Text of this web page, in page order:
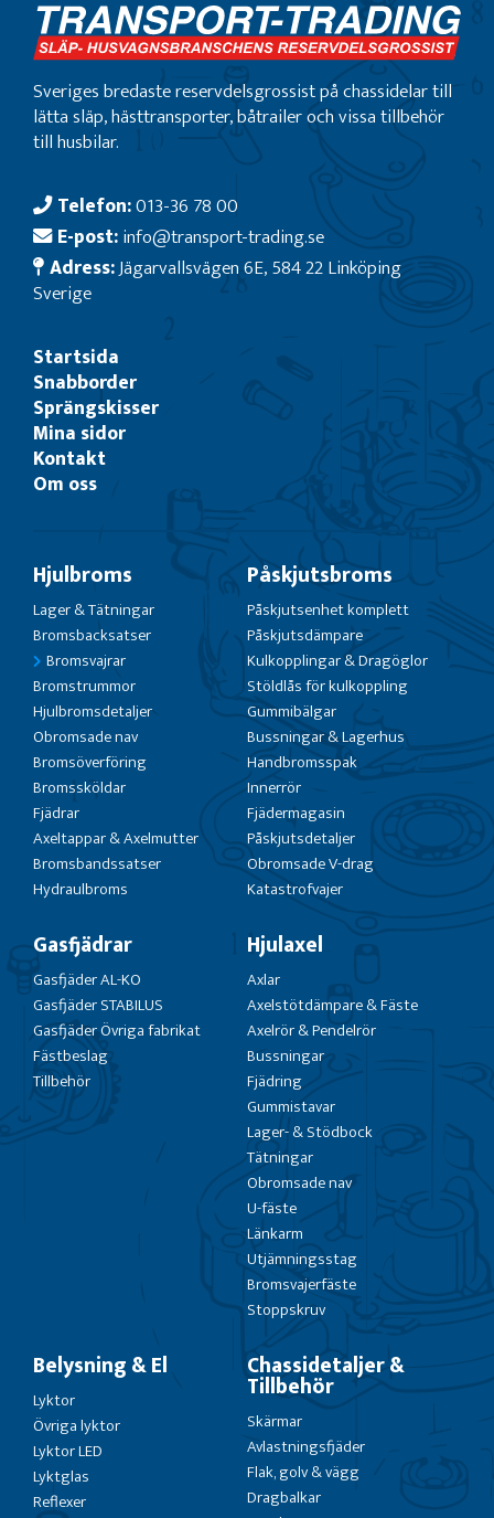
Sveriges bredaste reservdelsgrossist på chassidelar till
lätta släp, hästtransporter, båtrailer och vissa tillbehör
till husbilar.
Telefon:013-36 78 00
E-post:info@transport-trading.se
Adress:Jägarvallsvägen 6E, 584 22 Linköping
Sverige
Startsida
Snabborder
Sprängskisser
Mina sidor
Kontakt
Om oss
Hjulbroms
Lager & Tätningar
Bromsbacksatser
Bromsvajrar
Bromstrummor
Hjulbromsdetaljer
Obromsade nav
Bromsöverföring
Bromssköldar
Fjädrar
Axeltappar & Axelmutter
Bromsbandssatser
Hydraulbroms
Påskjutsbroms
Påskjutsenhet komplett
Påskjutsdämpare
Kulkopplingar & Dragöglor
Stöldlås för kulkoppling
Gummibälgar
Bussningar & Lagerhus
Handbromsspak
Innerrör
Fjädermagasin
Påskjutsdetaljer
Obromsade V-drag
Katastrofvajer
Gasfjädrar
Gasfjäder AL-KO
Gasfjäder STABILUS
Gasfjäder Övriga fabrikat
Fästbeslag
Tillbehör
Hjulaxel
Axlar
Axelstötdämpare & Fäste
Axelrör & Pendelrör
Bussningar
Fjädring
Gummistavar
Lager- & Stödbock
Tätningar
Obromsade nav
U-fäste
Länkarm
Utjämningsstag
Bromsvajerfäste
Stoppskruv
Belysning & El
Lyktor
Övriga lyktor
Lyktor LED
Lyktglas
Reflexer
Chassidetaljer &
Tillbehör
Skärmar
Avlastningsfjäder
Flak, golv & vägg
Dragbalkar